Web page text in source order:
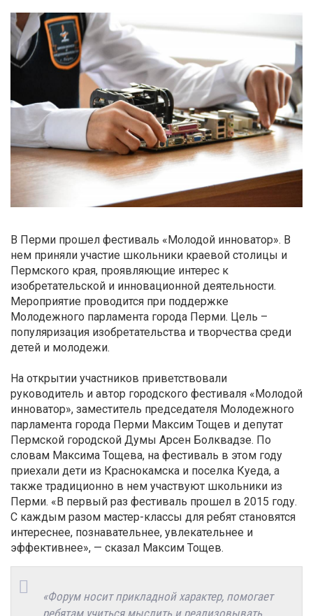
В Перми прошел фестиваль «Молодой инноватор». В
нем приняли участие школьники краевой столицы и
Пермского края, проявляющие интерес к
изобретательской и инновационной деятельности.
Мероприятие проводится при поддержке
Молодежного парламента города Перми. Цель –
популяризация изобретательства и творчества среди
детей и молодежи.
На открытии участников приветствовали
руководитель и автор городского фестиваля «Молодой
инноватор», заместитель председателя Молодежного
парламента города Перми Максим Тощев и депутат
Пермской городской Думы Арсен Болквадзе. По
словам Максима Тощева, на фестиваль в этом году
приехали дети из Краснокамска и поселка Куеда, а
также традиционно в нем участвуют школьники из
Перми. «В первый раз фестиваль прошел в 2015 году.
С каждым разом мастер-классы для ребят становятся
интереснее, познавательнее, увлекательнее и
эффективнее», — сказал Максим Тощев.
«Форум носит прикладной характер, помогает